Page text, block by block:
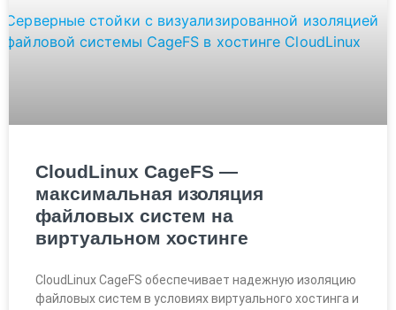
CloudLinux CageFS —
максимальная изоляция
файловых систем на
виртуальном хостинге
CloudLinux CageFS обеспечивает надежную изоляцию
файловых систем в условиях виртуального хостинга и